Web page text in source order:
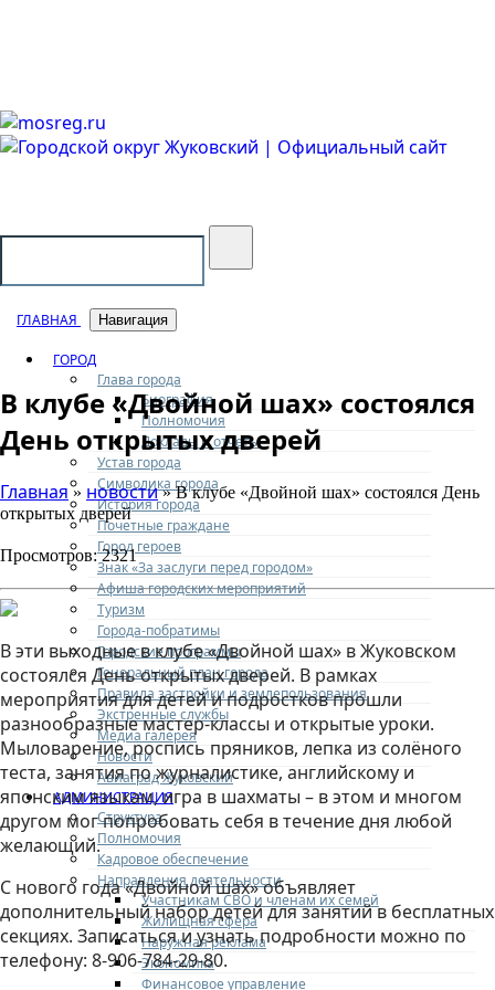
ГЛАВНАЯ Навигация
ГОРОД
Глава города
Биография
Полномочия
Доклады и отчеты
Устав города
Символика города
История города
Почетные граждане
Город героев
Знак «За заслуги перед городом»
Афиша городских мероприятий
Туризм
Города-побратимы
Городские программы
Генеральный план города
Правила застройки и землепользования
Экстренные службы
Медиа галерея
Новости
Авиаград Жуковский
АДМИНИСТРАЦИЯ
Структура
Полномочия
Кадровое обеспечение
Направления деятельности
Участникам СВО и членам их семей
Жилищная сфера
Наружная реклама
Экономика
Финансовое управление
В клубе «Двойной шах» состоялся
День открытых дверей
Главная» новости» В клубе «Двойной шах» состоялся День
открытых дверей
Просмотров: 2321
В эти выходные в клубе «Двойной шах» в Жуковском
состоялся День открытых дверей. В рамках
мероприятия для детей и подростков прошли
разнообразные мастер-классы и открытые уроки.
Мыловарение, роспись пряников, лепка из солёного
теста, занятия по журналистике, английскому и
японским языкам, игра в шахматы – в этом и многом
другом мог попробовать себя в течение дня любой
желающий.
С нового года «Двойной шах» объявляет
дополнительный набор детей для занятий в бесплатных
секциях. Записаться и узнать подробности можно по
телефону: 8-906-784-29-80.